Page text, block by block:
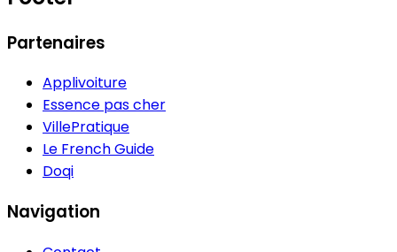
Partenaires
Applivoiture
Essence pas cher
VillePratique
Le French Guide
Doqi
Navigation